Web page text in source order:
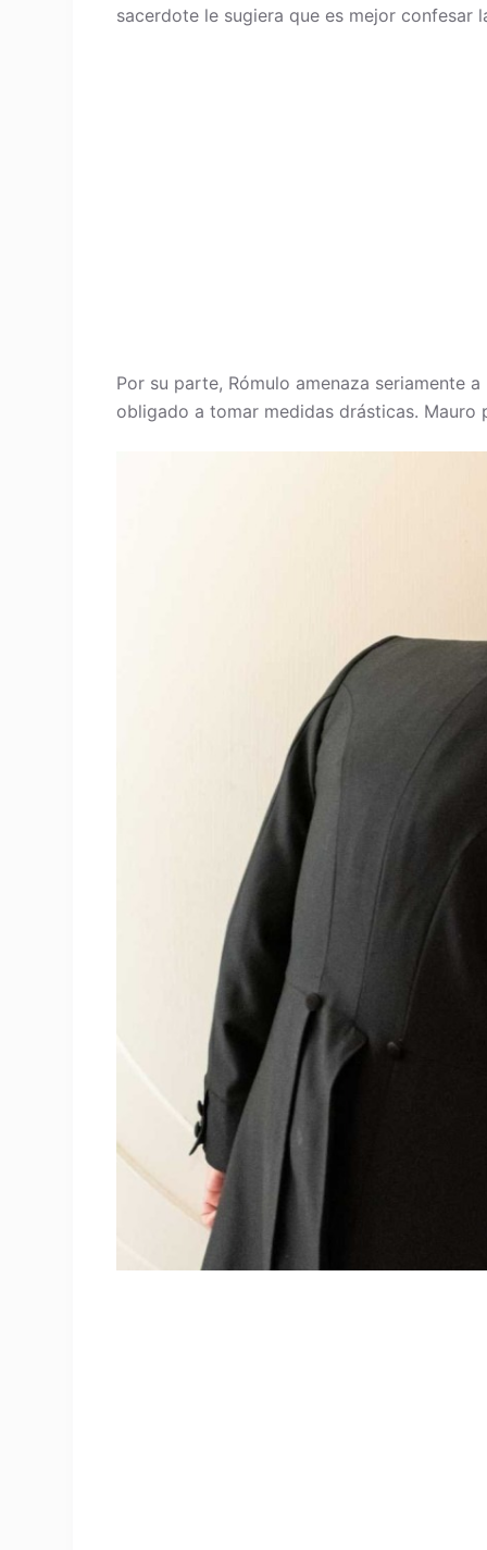
sacerdote le sugiera que es mejor confesar
Por su parte, Rómulo amenaza seriamente
obligado a tomar medidas drásticas.